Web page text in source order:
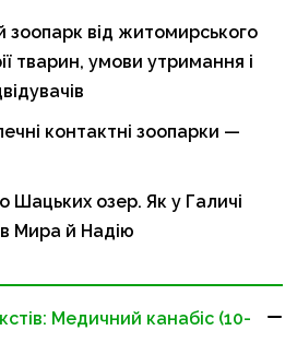
зоопарк від житомирського
тварин, умови утримання і
контактні зоопарки —
Шацьких озер. Як у Галичі
Мира й Надію
Медичний канабіс (10-